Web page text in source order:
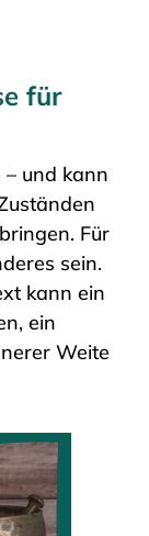
für
und kann
Für
sein.
kann ein
ein
Weite